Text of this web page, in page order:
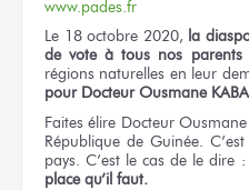
www.pades.fr
Le 18 octobre 2020, la
de vote à tous nos parents
régions naturelles en leur
pour Docteur Ousmane KABA
Faites élire Docteur
République de Guinée.
pays. C’est le cas de le dire :
place qu’il faut.